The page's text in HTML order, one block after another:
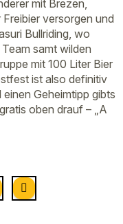
mit Brezen,
versorgen und
Bullriding, wo
samt wilden
mit 100 Liter Bier
ist also definitiv
Geheimtipp gibts
oben drauf – „A